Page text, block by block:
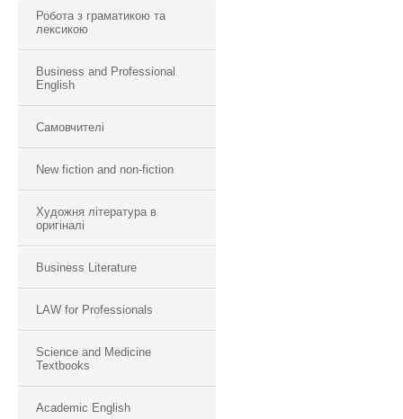
Робота з граматикою та
лексикою
Business and Professional
English
Самовчителі
New fiction and non-fiction
Художня література в
оригіналі
Business Literature
LAW for Professionals
Science and Medicine
Textbooks
Academic English